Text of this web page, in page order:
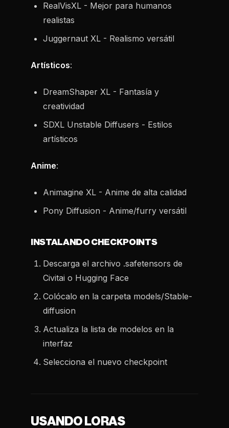
RealVisXL - Mejor para humanos
realistas
Juggernaut XL - Realismo versátil
Artísticos:
DreamShaper XL - Fantasía y
creatividad
SDXL Unstable Diffusers - Estilos
artísticos
Anime:
Animagine XL - Anime de alta calidad
Pony Diffusion - Anime/furry versátil
INSTALANDO CHECKPOINTS
Descarga el archivo .safetensors de
Civitai o Hugging Face
Colócalo en la carpeta models/Stable-
diffusion
Actualiza la lista de modelos en la
interfaz
Selecciona el nuevo checkpoint
USANDO LORAS